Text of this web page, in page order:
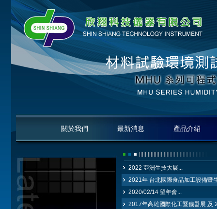
關於我們 最新消息 產品介紹
2022 亞洲生技大展...
2021年 台北國際食品加工設備暨
2020/02/14 望年會...
2017年高雄國際化工暨儀器展 及